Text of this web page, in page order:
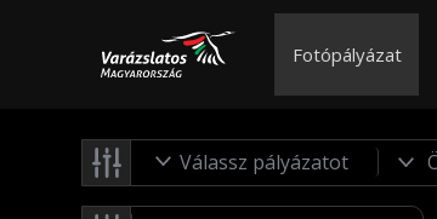
Fotópályázat
Válassz pályázatot